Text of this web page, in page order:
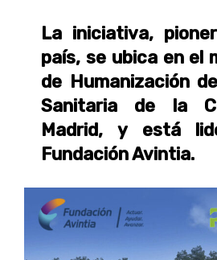
La iniciativa,
país, se ubica en el
de Humanización
Sanitaria de la
Madrid, y está
Fundación Avintia.